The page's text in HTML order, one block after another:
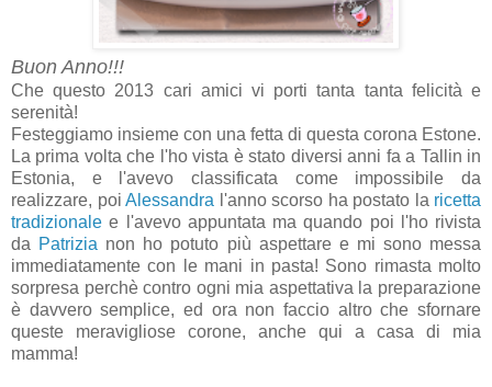
Buon Anno!!!
Che questo 2013 cari amici vi porti tanta tanta felicità e
serenità!
Festeggiamo insieme con una fetta di questa corona Estone.
La prima volta che l'ho vista è stato diversi anni fa a Tallin in
Estonia, e l'avevo classificata come impossibile da
realizzare, poi Alessandra l'anno scorso ha postato la ricetta
tradizionale e l'avevo appuntata ma quando poi l'ho rivista
da Patrizia non ho potuto più aspettare e mi sono messa
immediatamente con le mani in pasta! Sono rimasta molto
sorpresa perchè contro ogni mia aspettativa la preparazione
è davvero semplice, ed ora non faccio altro che sfornare
queste meravigliose corone, anche qui a casa di mia
mamma!